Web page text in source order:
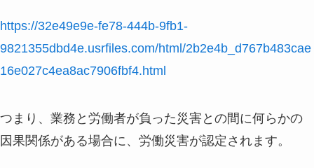
https://32e49e9e-fe78-444b-9fb1-
9821355dbd4e.usrfiles.com/html/2b2e4b_d767b483cae
16e027c4ea8ac7906fbf4.html
つまり、業務と労働者が負った災害との間に何らかの
因果関係がある場合に、労働災害が認定されます。